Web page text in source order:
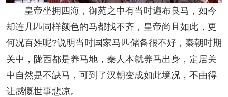
皇帝坐拥四海，御苑之中有当时遍布良马，如今
却连几匹同样颜色的马都找不齐，皇帝尚且如此，更
何况百姓呢?说明当时国家马匹储备很不好，秦朝时期
关中，陇西都是养马地，秦人本就养马出身，定居关
中自然是不缺马，可到了汉朝变成如此境况，不由得
让感慨世事悲凉。